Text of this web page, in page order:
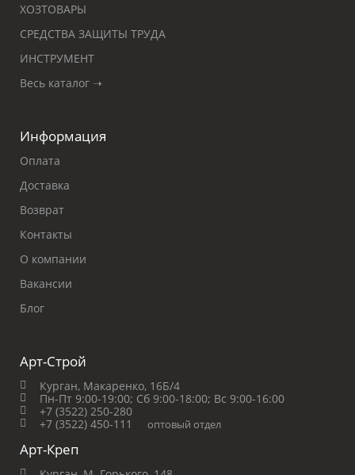
ХОЗТОВАРЫ
СРЕДСТВА ЗАЩИТЫ ТРУДА
ИНСТРУМЕНТ
Весь каталог ➝
Информация
Оплата
Доставка
Возврат
Контакты
О компании
Вакансии
Блог
Арт-Строй
Курган, Макаренко, 16Б/4
Пн-Пт 9:00-19:00; Сб 9:00-18:00; Вс 9:00-16:00
+7 (3522) 250-280
+7 (3522) 450-111
оптовый отдел
Арт-Креп